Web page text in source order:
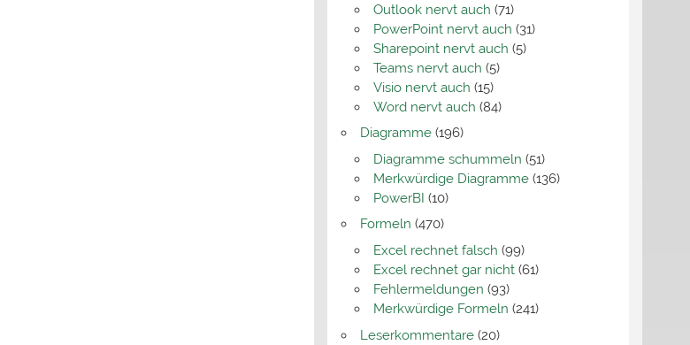
Outlook nervt auch (71)
PowerPoint nervt auch (31)
Sharepoint nervt auch (5)
Teams nervt auch (5)
Visio nervt auch (15)
Word nervt auch (84)
Diagramme(196)
Diagramme schummeln (51)
Merkwürdige Diagramme (136)
PowerBI (10)
Formeln (470)
Excel rechnet falsch (99)
Excel rechnet gar nicht (61)
Fehlermeldungen (93)
Merkwürdige Formeln (241)
Leserkommentare(20)